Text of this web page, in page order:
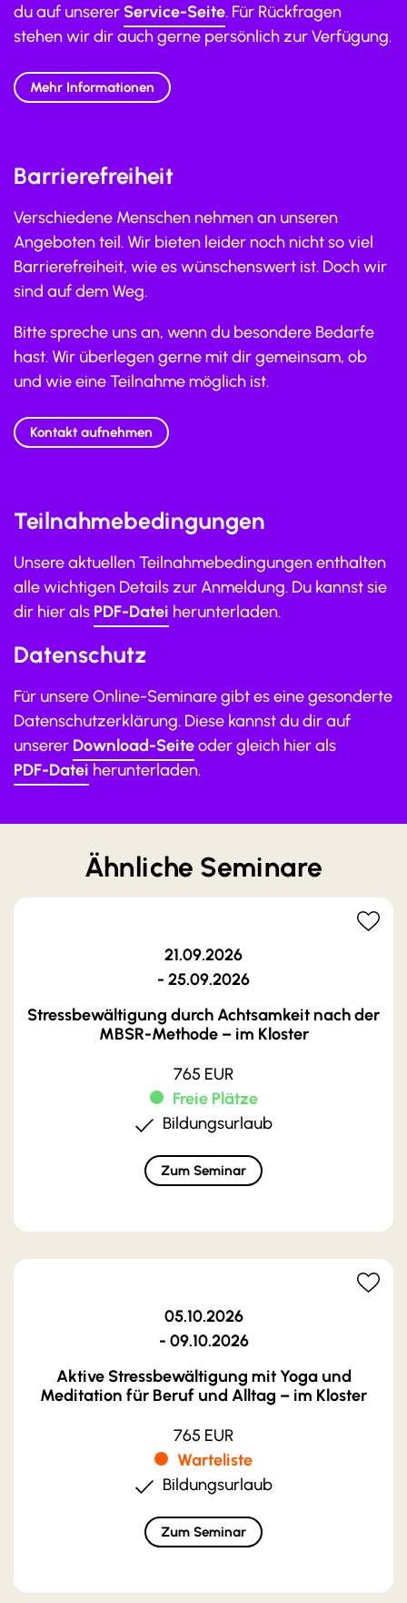
du auf unserer Service-Seite. Für Rückfragen
stehen wir dir auch gerne persönlich zur Verfügung.
Mehr Informationen
Barrierefreiheit
Verschiedene Menschen nehmen an unseren
Angeboten teil. Wir bieten leider noch nicht so viel
Barrierefreiheit, wie es wünschenswert ist. Doch wir
sind auf dem Weg.
Bitte spreche uns an, wenn du besondere Bedarfe
hast. Wir überlegen gerne mit dir gemeinsam, ob
und wie eine Teilnahme möglich ist.
Kontakt aufnehmen
Teilnahmebedingungen
Unsere aktuellen Teilnahmebedingungen enthalten
alle wichtigen Details zur Anmeldung. Du kannst sie
dir hier als PDF-Datei herunterladen.
Datenschutz
Für unsere Online-Seminare gibt es eine gesonderte
Datenschutzerklärung. Diese kannst du dir auf
unserer Download-Seiteoder gleich hier als
PDF-Datei herunterladen.
Ähnliche Seminare
21.09.2026
- 25.09.2026
Stressbewältigung durch Achtsamkeit nach der
MBSR-Methode – im Kloster
765 EUR
Freie Plätze
Bildungsurlaub
Zum Seminar
05.10.2026
- 09.10.2026
Aktive Stressbewältigung mit Yoga und
Meditation für Beruf und Alltag – im Kloster
765 EUR
Warteliste
Bildungsurlaub
Zum Seminar